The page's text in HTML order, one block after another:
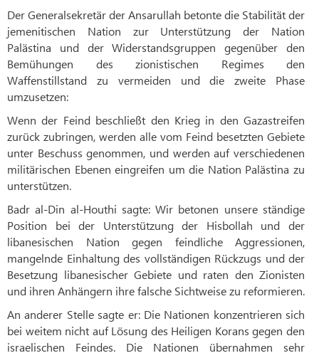
Der Generalsekretär der Ansarullah betonte die Stabilität der
jemenitischen Nation zur Unterstützung der Nation
Palästina und der Widerstandsgruppen gegenüber den
Bemühungen des zionistischen Regimes den
Waffenstillstand zu vermeiden und die zweite Phase
umzusetzen:
Wenn der Feind beschließt den Krieg in den Gazastreifen
zurück zubringen, werden alle vom Feind besetzten Gebiete
unter Beschuss genommen, und werden auf verschiedenen
militärischen Ebenen eingreifen um die Nation Palästina zu
unterstützen.
Badr al-Din al-Houthi sagte: Wir betonen unsere ständige
Position bei der Unterstützung der Hisbollah und der
libanesischen Nation gegen feindliche Aggressionen,
mangelnde Einhaltung des vollständigen Rückzugs und der
Besetzung libanesischer Gebiete und raten den Zionisten
und ihren Anhängern ihre falsche Sichtweise zu reformieren.
An anderer Stelle sagte er: Die Nationen konzentrieren sich
bei weitem nicht auf Lösung des Heiligen Korans gegen den
israelischen Feindes. Die Nationen übernahmen sehr